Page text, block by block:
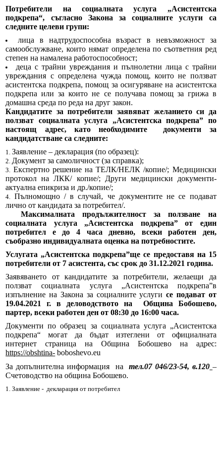
Видео /на живо/ Общински сесии и комисии
Протоколи
Решения 2023-2027
Комисии
Графици на комисии
Правилници
Проекти на Правилници
Наредби
Проекти на Наредби
ДЕКЛАРАЦИИ чл.49 ал.1т.1 ЗПК и чл.4 ал.1 и 3 от ЗМСМА
РЕШЕНИЯ ОбС 2019-2023
Архив Протоколи 2013-2023
Архив Заседания 2019-2023
Архив Заседания 2015-2019
OбС 2011-2015
ОБЩЕСТВЕН СЪВЕТ 2019-2023
Обществен съвет 2015-2019
Наблюдателна комисия
Потребители на социалната услуга „Асистентска
подкрепа“, съгласно Закона за социалните услуги са
следните целеви групи:
лица в надтрудоспособна възраст в невъзможност за
самообслужване, които нямат определена по съответния ред
степен на намалена работоспособност;
деца с трайни увреждания и пълнолетни лица с трайни
увреждания с определена чужда помощ, които не ползват
асистентска подкрепа, помощ за осигуряване на асистентска
подкрепа или за които не се получава помощ за грижа в
домашна среда по реда на друг закон.
Кандидатите за потребители заявяват желанието си да
ползват социалната услуга „Асистентска подкрепа” по
настоящ адрес, като необходимите
документи за
кандидатстване са следните:
Заявление – декларация (по образец):
Документ за самоличност (за справка);
Експертно решение на ТЕЛК/НЕЛК /копие/; Медицински
протокол на ЛКК/ копие/; Други медицински документи-
актуална епикриза и др./копие/;
Пълномощно / в случай, че документите не се подават
лично от кандидата за потребител/.
Максималната продължителност за ползване на
социалната услуга „Асистентска подкрепа” от един
потребител е до 4 часа дневно, всеки работен ден,
съобразно индивидуалната оценка на потребностите.
Услугата „Асистентска подкрепа”ще се предоставя на 15
потребители от 7 асистента, със срок до 31.12.2021 година.
Заявяването от кандидатите за потребители, желаещи да
ползват социалната услуга „Асистентска подкрепа”в
изпълнение на Закона за социалните услугисе подават от
19.04.2021 г. в деловодството на
Община Бобошево,
партер, всеки работен ден от 08:30 до 16:00 часа.
Документи по образец за социалната услуга „Асистентска
подкрепа“ могат да бъдат изтеглени от официалната
интернет страница на Община Бобошево на адрес:
https://obshtina- boboshevo.eu
За допълнителна информация
на тел.07 046/23-54, в.120 –
Счетоводство на община Бобошево.
1. Заявление - декларация от потребител